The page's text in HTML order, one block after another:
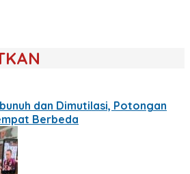
dan Dimutilasi, Potongan
Berbeda